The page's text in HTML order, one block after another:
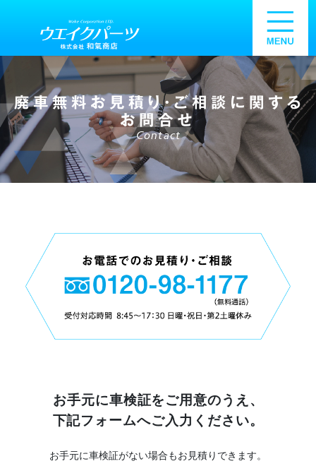
廃車無料お見積り・ご相談に関する
お問合せ
お手元に車検証をご用意のうえ、
下記フォームへご入力ください。
お手元に車検証がない場合もお見積りできます。